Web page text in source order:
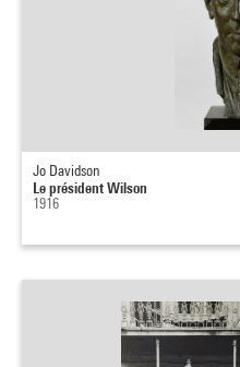
Jo Davidson
Le président Wilson
1916